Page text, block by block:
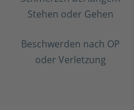
Stehen oder Gehen
Beschwerden nach OP
oder Verletzung